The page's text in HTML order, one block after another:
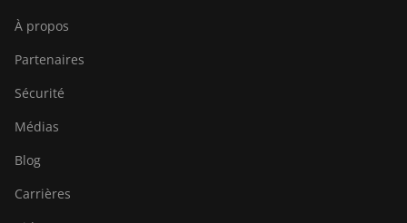
À propos
Partenaires
Sécurité
Médias
Blog
Carrières